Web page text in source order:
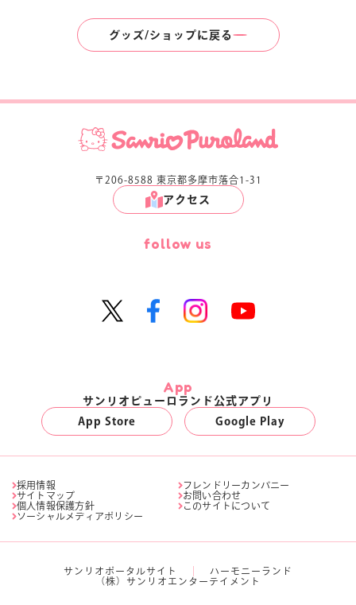
グッズ/ショップに戻る
〒206-8588 東京都多摩市落合1-31
アクセス
follow us
App
サンリオピューロランド公式アプリ
App Store
Google Play
採用情報
フレンドリーカンパニー
サイトマップ
お問い合わせ
個人情報保護方針
このサイトについて
ソーシャルメディアポリシー
サンリオポータルサイト
ハーモニーランド
（株）サンリオエンターテイメント